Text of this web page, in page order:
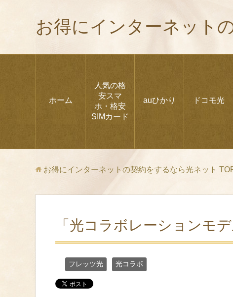
お得にインターネット
ホーム
人気の格
安スマ
ホ・格安
SIMカード
auひかり ドコモ光
お得にインターネットの契約をするなら光ネット
「光コラボレーションモ
フレッツ光 光コラボ